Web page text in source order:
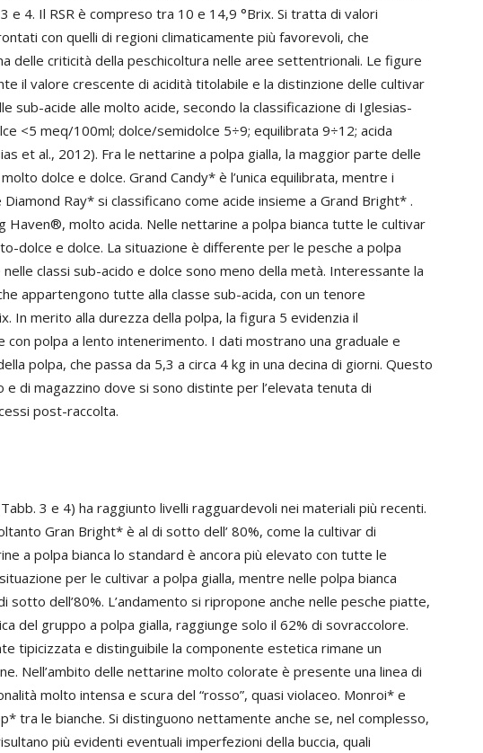
e 4. Il RSR è compreso tra 10 e 14,9 °Brix. Si tratta di valori
con quelli di regioni climaticamente più favorevoli, che
delle criticità della peschicoltura nelle aree settentrionali. Le figure
il valore crescente di acidità titolabile e la distinzione delle cultivar
sub-acide alle molto acide, secondo la classificazione di Iglesias-
<5 meq/100ml; dolce/semidolce 5÷9; equilibrata 9÷12; acida
et al., 2012). Fra le nettarine a polpa gialla, la maggior parte delle
dolce e dolce. Grand Candy* è l’unica equilibrata, mentre i
Ray* si classificano come acide insieme a Grand Bright* .
Haven®, molto acida. Nelle nettarine a polpa bianca tutte le cultivar
dolce e dolce. La situazione è differente per le pesche a polpa
classi sub-acido e dolce sono meno della metà. Interessante la
appartengono tutte alla classe sub-acida, con un tenore
In merito alla durezza della polpa, la figura 5 evidenzia il
polpa a lento intenerimento. I dati mostrano una graduale e
polpa, che passa da 5,3 a circa 4 kg in una decina di giorni. Questo
e di magazzino dove si sono distinte per l’elevata tenuta di
post-raccolta.
3 e 4) ha raggiunto livelli ragguardevoli nei materiali più recenti.
Gran Bright* è al di sotto dell’ 80%, come la cultivar di
a polpa bianca lo standard è ancora più elevato con tutte le
per le cultivar a polpa gialla, mentre nelle polpa bianca
dell’80%. L’andamento si ripropone anche nelle pesche piatte,
del gruppo a polpa gialla, raggiunge solo il 62% di sovraccolore.
tipicizzata e distinguibile la componente estetica rimane un
Nell’ambito delle nettarine molto colorate è presente una linea di
molto intensa e scura del “rosso”, quasi violaceo. Monroi* e
tra le bianche. Si distinguono nettamente anche se, nel complesso,
più evidenti eventuali imperfezioni della buccia, quali